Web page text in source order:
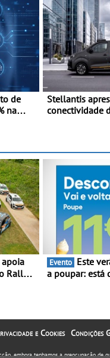
de
na
Stellantis
conectividade
Rally5
Evento
a poupar: está
e Cookies Condições
embora tenhamos a preocupação de